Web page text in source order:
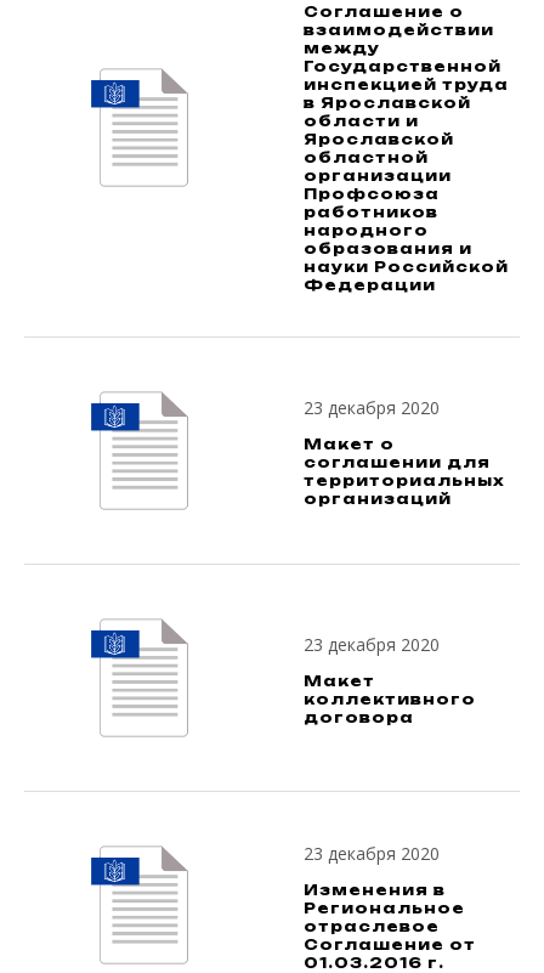
Соглашение о
взаимодействии
между
Государственной
инспекцией труда
в Ярославской
области и
Ярославской
областной
организации
Профсоюза
работников
народного
образования и
науки Российской
Федерации
23 декабря 2020
Макет о
соглашении для
территориальных
организаций
23 декабря 2020
Макет
коллективного
договора
23 декабря 2020
Изменения в
Региональное
отраслевое
Соглашение от
01.03.2016 г.